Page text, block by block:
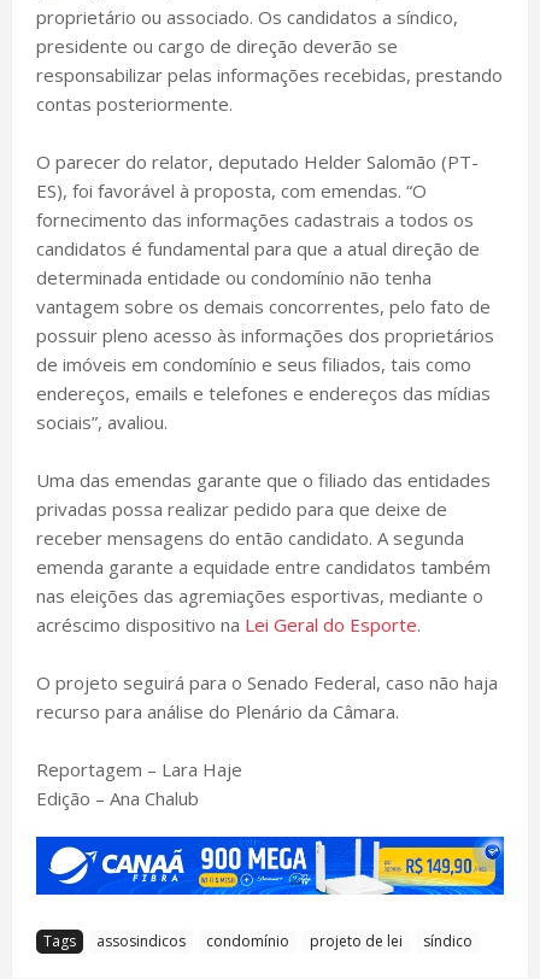
proprietário ou associado. Os candidatos a síndico,
presidente ou cargo de direção deverão se
responsabilizar pelas informações recebidas, prestando
contas posteriormente.
O parecer do relator, deputado Helder Salomão (PT-
ES), foi favorável à proposta, com emendas. “O
fornecimento das informações cadastrais a todos os
candidatos é fundamental para que a atual direção de
determinada entidade ou condomínio não tenha
vantagem sobre os demais concorrentes, pelo fato de
possuir pleno acesso às informações dos proprietários
de imóveis em condomínio e seus filiados, tais como
endereços, emails e telefones e endereços das mídias
sociais”, avaliou.
Uma das emendas garante que o filiado das entidades
privadas possa realizar pedido para que deixe de
receber mensagens do então candidato. A segunda
emenda garante a equidade entre candidatos também
nas eleições das agremiações esportivas, mediante o
acréscimo dispositivo na Lei Geral do Esporte.
O projeto seguirá para o Senado Federal, caso não haja
recurso para análise do Plenário da Câmara.
Reportagem – Lara Haje
Edição – Ana Chalub
Tags assosindicos condomínio projeto de lei síndico